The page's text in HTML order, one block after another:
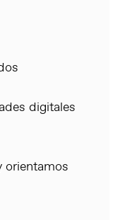
digitales
orientamos